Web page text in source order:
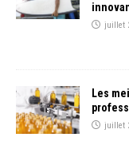
juillet
Les
juillet